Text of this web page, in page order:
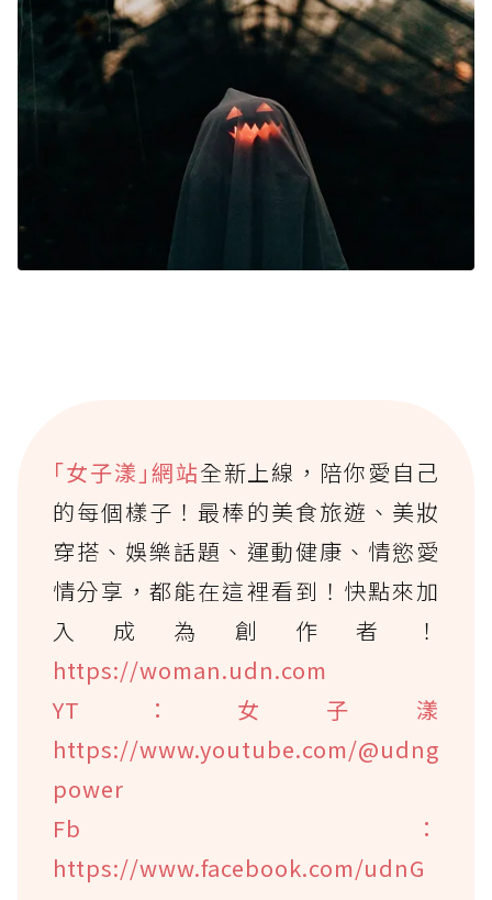
｢女子漾｣網站全新上線，陪你愛自己
的每個樣子！最棒的美食旅遊、美妝
穿搭、娛樂話題、運動健康、情慾愛
情分享，都能在這裡看到！快點來加
入成為創作者！
https://woman.udn.com
YT：女子漾
https://www.youtube.com/@udng
power
Fb：
https://www.facebook.com/udnG